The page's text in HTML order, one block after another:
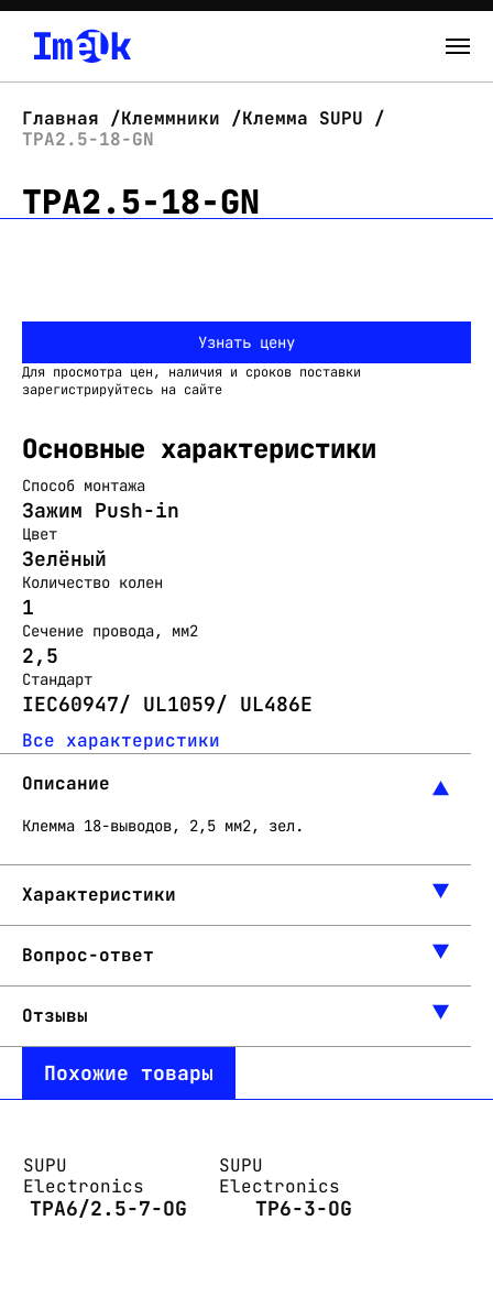
Новости
Контакты
Вход
Главная Клеммники
Клемма SUPU
TPA2.5-18-GN
TPA2.5-18-GN
Узнать цену
Для просмотра цен, наличия и сроков поставки
зарегистрируйтесь на сайте
Основные характеристики
Способ монтажа
Зажим Push-in
Цвет
Зелёный
Количество колен
1
Сечение провода, мм2
2,5
Стандарт
IEC60947/ UL1059/ UL486E
Все характеристики
Описание
Клемма 18-выводов, 2,5 мм2, зел.
Характеристики
Вопрос-ответ
Отзывы
Похожие товары
SUPU
Electronics
TPA6/2.5-7-OG
SUPU
Electronics
TP6-3-OG